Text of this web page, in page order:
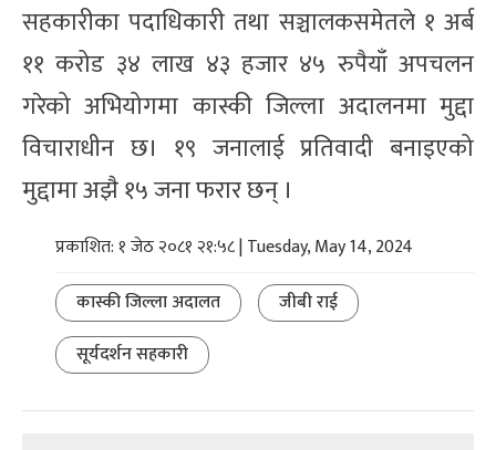
सहकारीका पदाधिकारी तथा सञ्चालकसमेतले १ अर्ब
११ करोड ३४ लाख ४३ हजार ४५ रुपैयाँ अपचलन
गरेको अभियोगमा कास्की जिल्ला अदालनमा मुद्दा
विचाराधीन छ। १९ जनालाई प्रतिवादी बनाइएको
मुद्दामा अझै १५ जना फरार छन् ।
प्रकाशित: १ जेठ २०८१ २१:५८ | Tuesday, May 14, 2024
कास्की जिल्ला अदालत
जीबी राई
सूर्यदर्शन सहकारी